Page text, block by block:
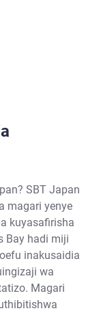
SBT Japan
magari yenye
kuyasafirisha
Bay hadi miji
inakusaidia
wa
Magari